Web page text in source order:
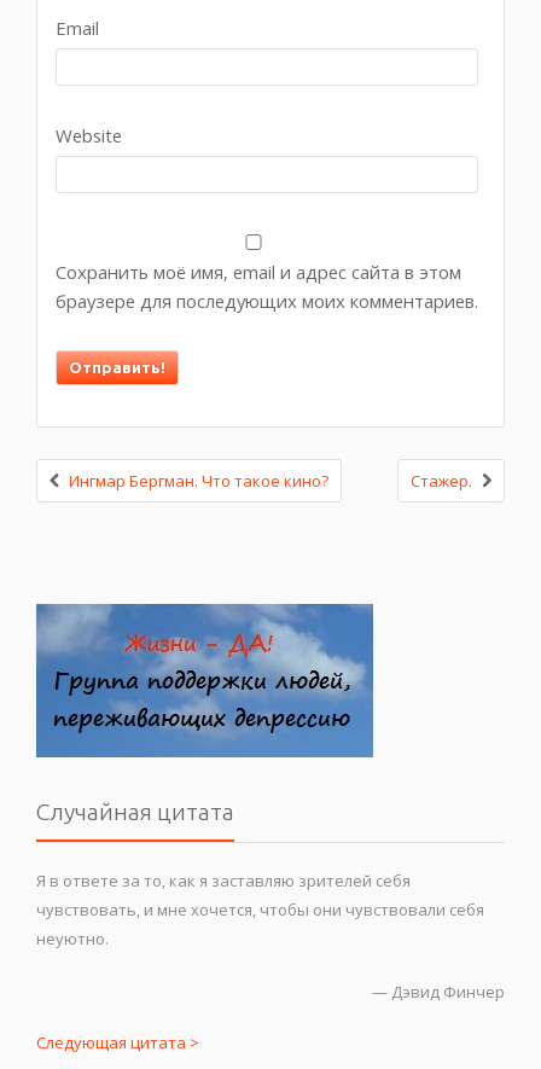
Email
Website
Сохранить моё имя, email и адрес сайта в этом
браузере для последующих моих комментариев.
Ингмар Бергман. Что такое кино? Стажер.
Случайная цитата
Я в ответе за то, как я заставляю зрителей себя
чувствовать, и мне хочется, чтобы они чувствовали себя
неуютно.
— Дэвид Финчер
Следующая цитата >